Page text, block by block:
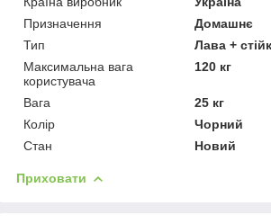
Призначення
Домашнє
Тип
Лава +
Максимальна вага
користувача
120 кг
Вага
25 кг
Колір
Чорний
Стан
Новий
Приховати